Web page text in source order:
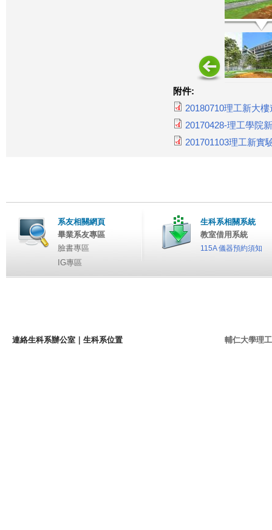
附件:
20180710理工新大樓
20170428-理工學院
201701103理工新實
系友相關網頁
畢業系友專區
臉書專區
IG專區
生科系相關系統
教室借用系統
115A 儀器預約須知
連絡生科系辦公室 生科系位置 輔仁大學理